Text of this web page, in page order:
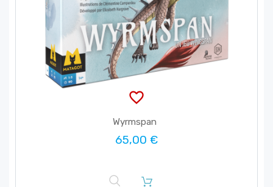
favorite_border
Wyrmspan
65,00 €